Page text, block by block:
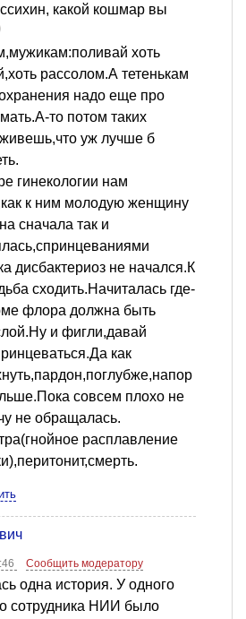
какой кошмар вы
хоть
рассолом.А тетенькам
надо еще про
то потом таких
уж лучше б
гинекологии нам
к ним молодую женщину
сначала так и
дисбактериоз не начался.К
сходить.Начиталась где-
флора должна быть
и фигли,давай
как
совсем плохо не
не обращалась.
расплавление
Сообщить модератору
одна история. У одного
сотрудника НИИ было